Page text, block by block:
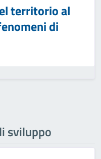
territorio al
di
sviluppo